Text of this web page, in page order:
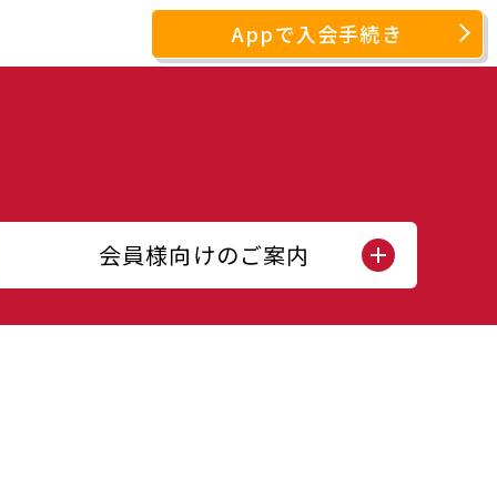
Appで入会手続き
会員様向けのご案内